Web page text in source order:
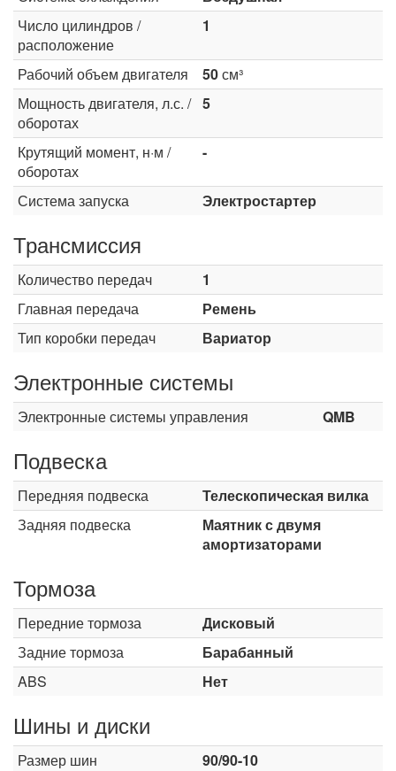
Число цилиндров /
расположение
1
Рабочий объем двигателя 50см³
Мощность двигателя, л.с. /
оборотах
5
Крутящий момент, н·м /
оборотах
-
Система запуска Электростартер
Трансмиссия
Количество передач
1
Главная передача
Ремень
Тип коробки передач
Вариатор
Электронные системы
Электронные системы управления QMB
Подвеска
Передняя подвеска
Телескопическая вилка
Задняя подвеска
Маятник с двумя
амортизаторами
Тормоза
Передние тормоза
Дисковый
Задние тормоза
Барабанный
ABS
Нет
Шины и диски
Размер шин 90/90-10